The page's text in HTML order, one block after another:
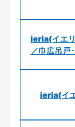
ieria(イエ
／巾広吊戸
ieria(イ